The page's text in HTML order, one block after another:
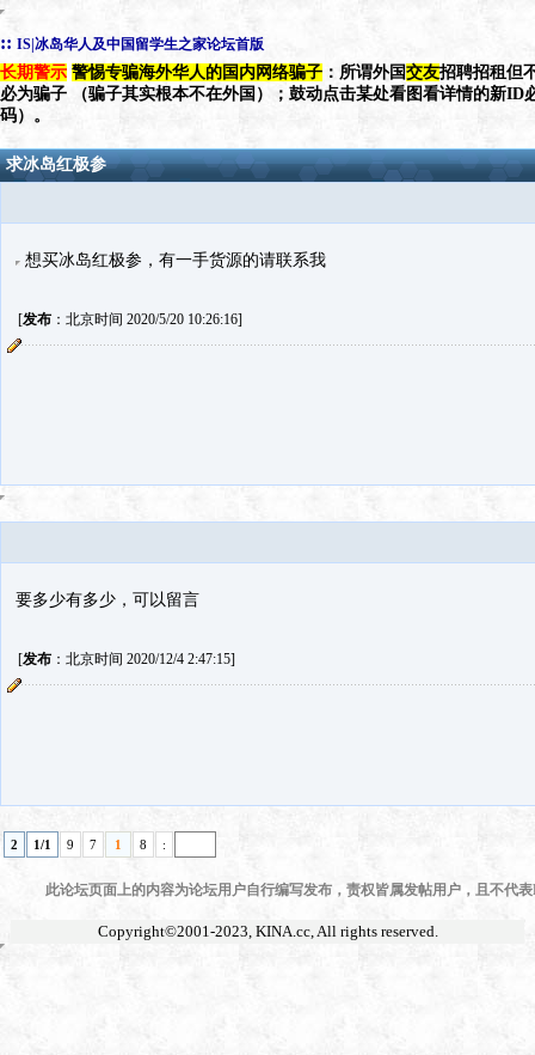
:: IS|冰岛华人及中国留学生之家论坛首版
长期警示 警惕专骗海外华人的国内网络骗子 ：所谓外国交友招聘招租但
必为骗子 （骗子其实根本不在外国）；鼓动点击某处看图看详情的新ID
码）。
求冰岛红极参
想买冰岛红极参，有一手货源的请联系我
[发布：北京时间 2020/5/20 10:26:16]
要多少有多少，可以留言
[发布：北京时间 2020/12/4 2:47:15]
2 1/1 9 7 1 8 :
此论坛页面上的内容为论坛用户自行编写发布，责权皆属发帖用户，且不代
Copyright©2001-2023, KINA.cc, All rights reserved.